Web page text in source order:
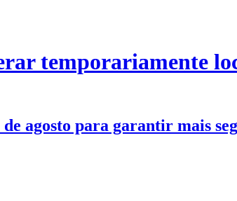
temporariamente
agosto para garantir mais